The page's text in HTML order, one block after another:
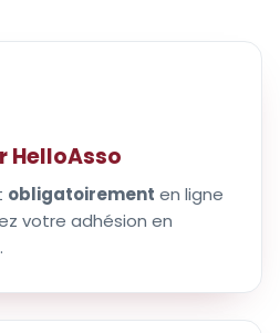
HelloAsso
obligatoirement en ligne
votre adhésion en